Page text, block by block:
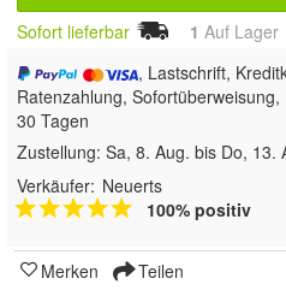
Sofort lieferbar 1 Auf Lager
, Lastschrift,
Ratenzahlung,
30 Tagen
Zustellung: Sa, 8. Aug. bis Do, 13.
Verkäufer: Neuerts
100% positiv
Merken Teilen